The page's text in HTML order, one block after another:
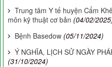
Trung tâm Y tế huyện Cẩm
môn kỹ thuật cơ bản (04/02/
Bệnh Basedow (05/11/2024)
Ý NGHĨA, LỊCH SỬ NGÀY
(31/10/2024)